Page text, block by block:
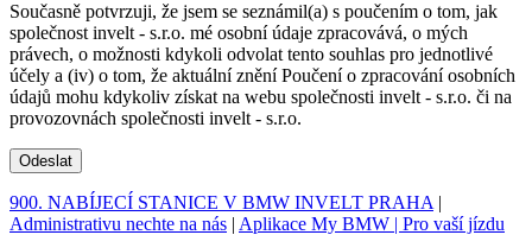
Současně potvrzuji, že jsem se seznámil(a) s poučením o tom, jak
společnost invelt - s.r.o. mé osobní údaje zpracovává, o mých
právech, o možnosti kdykoli odvolat tento souhlas pro jednotlivé
účely a (iv) o tom, že aktuální znění Poučení o zpracování osobních
údajů mohu kdykoliv získat na webu společnosti invelt - s.r.o. či na
provozovnách společnosti invelt - s.r.o.
Odeslat
900. NABÍJECÍ STANICE V BMW INVELT PRAHA |
Administrativu nechte na nás | Aplikace My BMW | Pro vaší jízdu